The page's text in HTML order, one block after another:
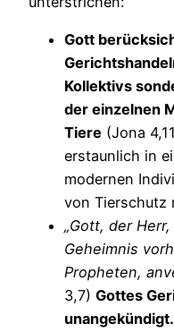
Gott
Kollektivs
der einzelnen
Tiere (Jona
erstaunlich in
modernen
von Tierschutz
„Gott, der
Geheimnis
Propheten,
3,7) Gottes